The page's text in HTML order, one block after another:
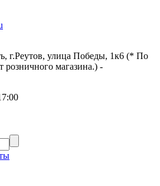
г.Реутов, улица Победы, 1к6 (* По
розничного магазина.) -